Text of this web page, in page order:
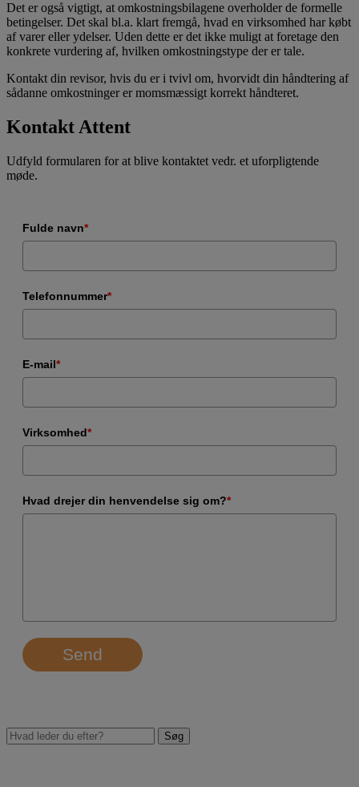
Det er også vigtigt, at omkostningsbilagene overholder de formelle
betingelser. Det skal bl.a. klart fremgå, hvad en virksomhed har købt
af varer eller ydelser. Uden dette er det ikke muligt at foretage den
konkrete vurdering af, hvilken omkostningstype der er tale.
Kontakt din revisor, hvis du er i tvivl om, hvorvidt din håndtering af
sådanne omkostninger er momsmæssigt korrekt håndteret.
Kontakt Attent
Udfyld formularen for at blive kontaktet vedr. et uforpligtende
møde.
Fulde navn*
Telefonnummer*
E-mail*
Virksomhed*
Hvad drejer din henvendelse sig om?*
Send